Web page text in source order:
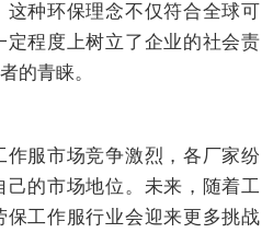
种环保理念不仅符合全球可
程度上树立了企业的社会责
的青睐。
服市场竞争激烈，各厂家纷
的市场地位。未来，随着工
保工作服行业会迎来更多挑战